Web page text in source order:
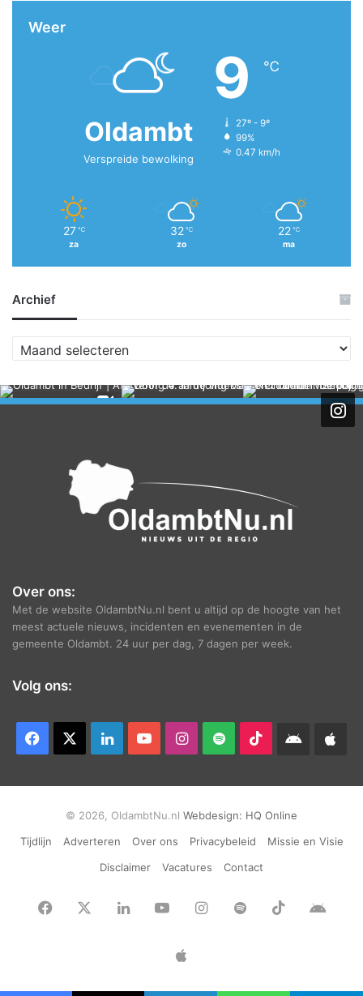
Weer
Oldambt
Verspreide bewolking
9 ℃
27º - 9º
99%
0.47 km/h
27 ℃
za
32 ℃
zo
22 ℃
ma
Archief
r
h
Over ons:
Met de website OldambtNu.nl bent u altijd op de hoogte van het
meest actuele nieuws, incidenten en evenementen in de
gemeente Oldambt. 24 uur per dag, 7 dagen per week.
Volg ons:
Facebook LinkedInYouTubeInstagram
Spotify TikTokAndroid
© 2026, OldambtNu.nl Webdesign: HQ Online
Tijdlijn
Adverteren Over ons Privacybeleid
Missie en Visie
Disclaimer
Vacatures Contact
Facebook LinkedInYouTubeInstagram
Spotify TikTok